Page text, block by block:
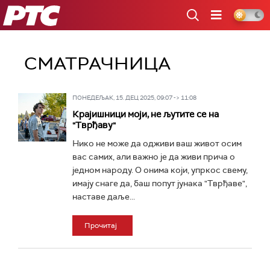
РТС
СМАТРАЧНИЦА
ПОНЕДЕЉАК, 15. ДЕЦ 2025, 09:07 -> 11:08
Крајишници моји, не љутите се на
"Тврђаву"
Нико не може да одживи ваш живот осим
вас самих, али важно је да живи прича о
једном народу. О онима који, упркос свему,
имају снаге да, баш попут јунака "Тврђаве",
наставе даље...
Прочитај